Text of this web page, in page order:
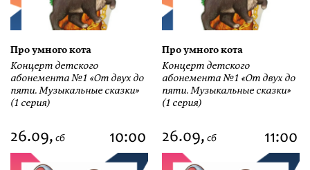
Про умного кота
Концерт детского
абонемента №1 «От двух до
пяти. Музыкальные сказки»
(1 серия)
Про умного кота
Концерт детского
абонемента №1 «От двух до
пяти. Музыкальные сказки»
(1 серия)
26.09, сб 10:00 26.09, сб 11:00